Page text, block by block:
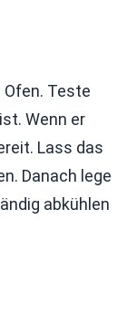
Teste
Wenn er
Lass das
Danach lege
abkühlen